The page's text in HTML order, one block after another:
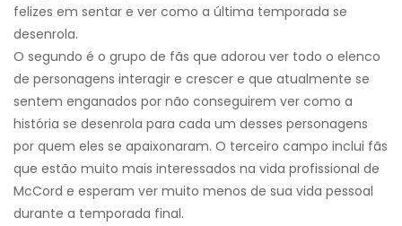
felizes em sentar e ver como a última temporada se
desenrola.
O segundo é o grupo de fãs que adorou ver todo o elenco
de personagens interagir e crescer e que atualmente se
sentem enganados por não conseguirem ver como a
história se desenrola para cada um desses personagens
por quem eles se apaixonaram. O terceiro campo inclui fãs
que estão muito mais interessados ​​na vida profissional de
McCord e esperam ver muito menos de sua vida pessoal
durante a temporada final.